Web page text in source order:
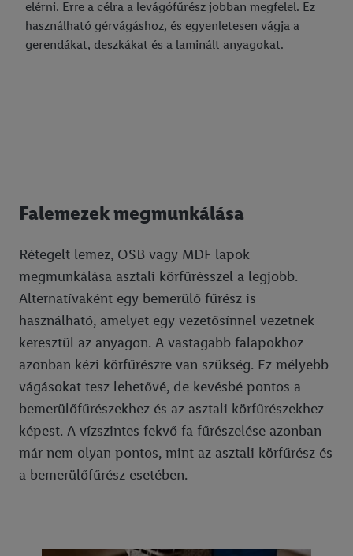
elérni. Erre a célra a levágófűrész jobban megfelel. Ez
használható gérvágáshoz, és egyenletesen vágja a
gerendákat, deszkákat és a laminált anyagokat.
Falemezek megmunkálása
Rétegelt lemez, OSB vagy MDF lapok
megmunkálása asztali körfűrésszel a legjobb.
Alternatívaként egy bemerülő fűrész is
használható, amelyet egy vezetősínnel vezetnek
keresztül az anyagon. A vastagabb falapokhoz
azonban kézi körfűrészre van szükség. Ez mélyebb
vágásokat tesz lehetővé, de kevésbé pontos a
bemerülőfűrészekhez és az asztali körfűrészekhez
képest. A vízszintes fekvő fa fűrészelése azonban
már nem olyan pontos, mint az asztali körfűrész és
a bemerülőfűrész esetében.